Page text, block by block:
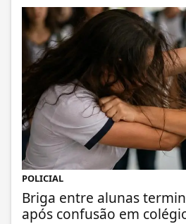
POLICIAL
Briga entre alunas
após confusão em